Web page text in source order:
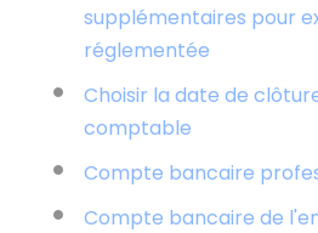
supplémentaires pour
réglementée
Choisir la date de
comptable
Compte bancaire
Compte bancaire de